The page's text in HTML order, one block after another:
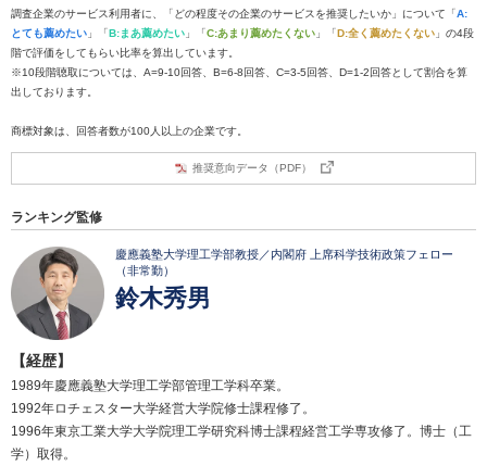
調査企業のサービス利用者に、「どの程度その企業のサービスを推奨したいか」について「A:
とても薦めたい 」「B:まあ薦めたい 」「C:あまり薦めたくない 」「D:全く薦めたくない 」の4段
階で評価をしてもらい比率を算出しています。
※10段階聴取については、A=9-10回答、B=6-8回答、C=3-5回答、D=1-2回答として割合を算
出しております。
商標対象は、回答者数が100人以上の企業です。
推奨意向データ（PDF）
ランキング監修
慶應義塾大学理工学部教授／内閣府 上席科学技術政策フェロー
（非常勤）
鈴木秀男
【経歴】
1989年慶應義塾大学理工学部管理工学科卒業。
1992年ロチェスター大学経営大学院修士課程修了。
1996年東京工業大学大学院理工学研究科博士課程経営工学専攻修了。博士（工
学）取得。